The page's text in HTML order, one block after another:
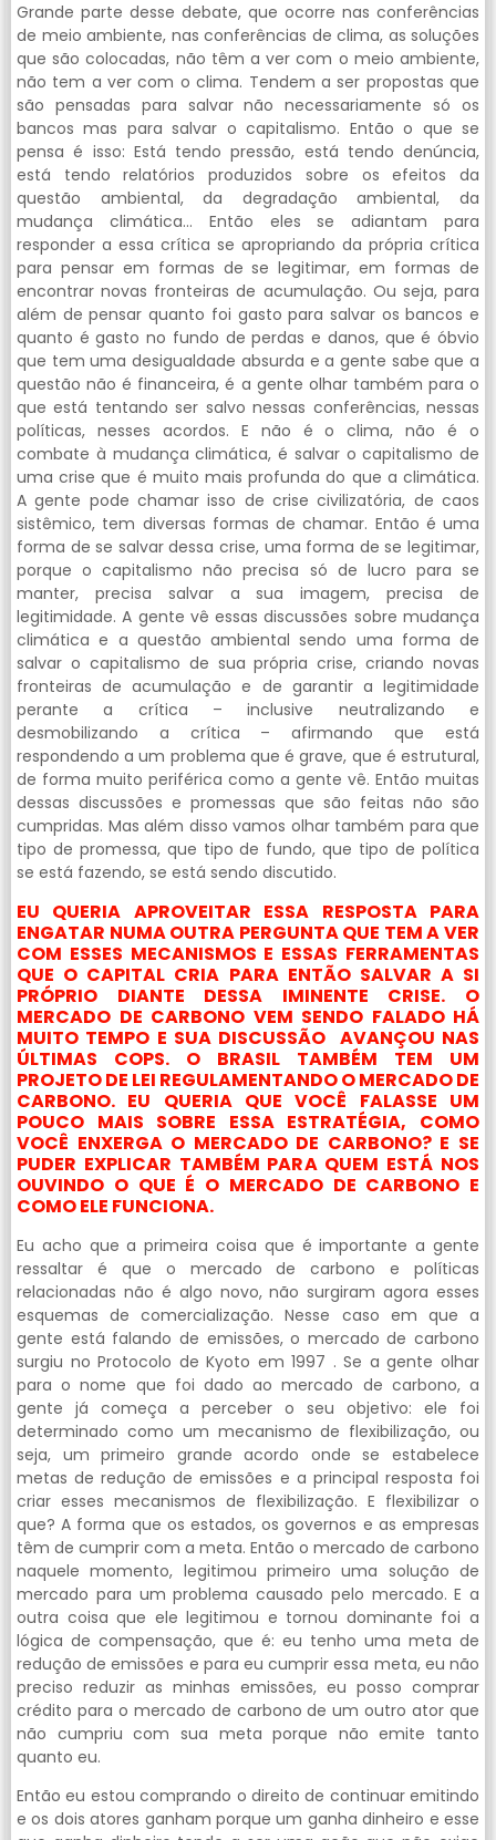
Grande parte desse debate, que ocorre nas conferências
de meio ambiente, nas conferências de clima, as soluções
que são colocadas, não têm a ver com o meio ambiente,
não tem a ver com o clima. Tendem a ser propostas que
são pensadas para salvar não necessariamente só os
bancos mas para salvar o capitalismo. Então o que se
pensa é isso: Está tendo pressão, está tendo denúncia,
está tendo relatórios produzidos sobre os efeitos da
questão ambiental, da degradação ambiental, da
mudança climática… Então eles se adiantam para
responder a essa crítica se apropriando da própria crítica
para pensar em formas de se legitimar, em formas de
encontrar novas fronteiras de acumulação. Ou seja, para
além de pensar quanto foi gasto para salvar os bancos e
quanto é gasto no fundo de perdas e danos, que é óbvio
que tem uma desigualdade absurda e a gente sabe que a
questão não é financeira, é a gente olhar também para o
que está tentando ser salvo nessas conferências, nessas
políticas, nesses acordos. E não é o clima, não é o
combate à mudança climática, é salvar o capitalismo de
uma crise que é muito mais profunda do que a climática.
A gente pode chamar isso de crise civilizatória, de caos
sistêmico, tem diversas formas de chamar. Então é uma
forma de se salvar dessa crise, uma forma de se legitimar,
porque o capitalismo não precisa só de lucro para se
manter, precisa salvar a sua imagem, precisa de
legitimidade. A gente vê essas discussões sobre mudança
climática e a questão ambiental sendo uma forma de
salvar o capitalismo de sua própria crise, criando novas
fronteiras de acumulação e de garantir a legitimidade
perante a crítica – inclusive neutralizando e
desmobilizando a crítica – afirmando que está
respondendo a um problema que é grave, que é estrutural,
de forma muito periférica como a gente vê. Então muitas
dessas discussões e promessas que são feitas não são
cumpridas. Mas além disso vamos olhar também para que
tipo de promessa, que tipo de fundo, que tipo de política
se está fazendo, se está sendo discutido.
EU QUERIA APROVEITAR ESSA RESPOSTA PARA
ENGATAR NUMA OUTRA PERGUNTA QUE TEM A VER
COM ESSES MECANISMOS E ESSAS FERRAMENTAS
QUE O CAPITAL CRIA PARA ENTÃO SALVAR A SI
PRÓPRIO DIANTE DESSA IMINENTE CRISE. O
MERCADO DE CARBONO VEM SENDO FALADO HÁ
MUITO TEMPO E SUA DISCUSSÃO AVANÇOU NAS
ÚLTIMAS COPS. O BRASIL TAMBÉM TEM UM
PROJETO DE LEI REGULAMENTANDO O MERCADO DE
CARBONO. EU QUERIA QUE VOCÊ FALASSE UM
POUCO MAIS SOBRE ESSA ESTRATÉGIA, COMO
VOCÊ ENXERGA O MERCADO DE CARBONO? E SE
PUDER EXPLICAR TAMBÉM PARA QUEM ESTÁ NOS
OUVINDO O QUE É O MERCADO DE CARBONO E
COMO ELE FUNCIONA.
Eu acho que a primeira coisa que é importante a gente
ressaltar é que o mercado de carbono e políticas
relacionadas não é algo novo, não surgiram agora esses
esquemas de comercialização. Nesse caso em que a
gente está falando de emissões, o mercado de carbono
surgiu no Protocolo de Kyoto em 1997 . Se a gente olhar
para o nome que foi dado ao mercado de carbono, a
gente já começa a perceber o seu objetivo: ele foi
determinado como um mecanismo de flexibilização, ou
seja, um primeiro grande acordo onde se estabelece
metas de redução de emissões e a principal resposta foi
criar esses mecanismos de flexibilização. E flexibilizar o
que? A forma que os estados, os governos e as empresas
têm de cumprir com a meta. Então o mercado de carbono
naquele momento, legitimou primeiro uma solução de
mercado para um problema causado pelo mercado. E a
outra coisa que ele legitimou e tornou dominante foi a
lógica de compensação, que é: eu tenho uma meta de
redução de emissões e para eu cumprir essa meta, eu não
preciso reduzir as minhas emissões, eu posso comprar
crédito para o mercado de carbono de um outro ator que
não cumpriu com sua meta porque não emite tanto
quanto eu.
Então eu estou comprando o direito de continuar emitindo
e os dois atores ganham porque um ganha dinheiro e esse